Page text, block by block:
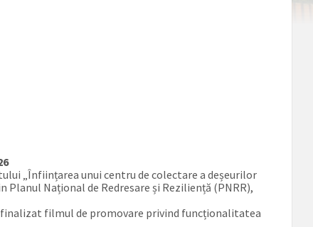
„Înființarea unui centru de colectare a deșeurilor
Național de Redresare și Reziliență (PNRR),
filmul de promovare privind funcționalitatea